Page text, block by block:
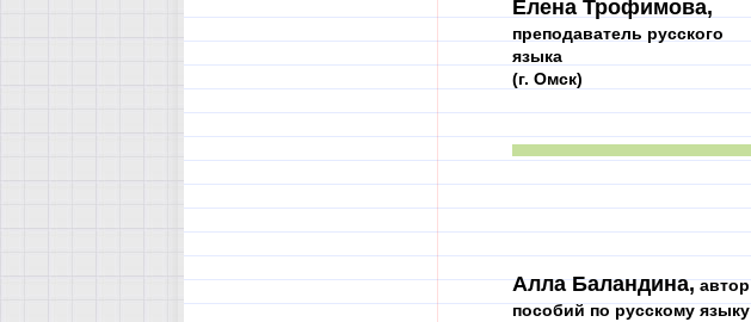
Елена Трофимова,
преподаватель русского
языка
(г. Омск)
Алла Баландина,автор
пособий по русскому языку